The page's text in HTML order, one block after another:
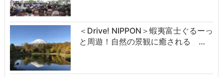
＜Drive! NIPPON＞蝦夷富士ぐるーっ
と周遊！自然の景観に癒される …